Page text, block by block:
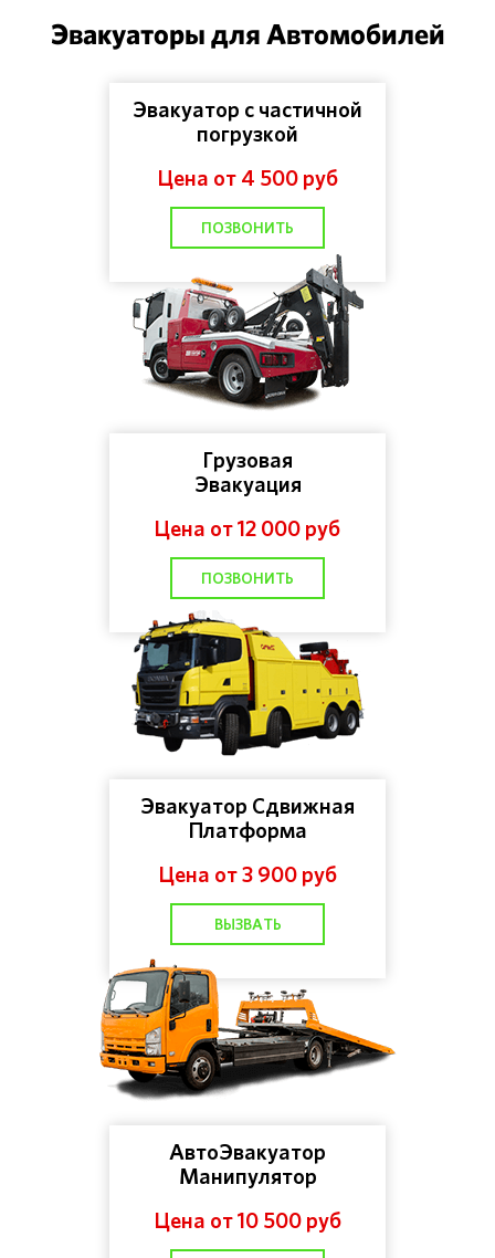
Эвакуаторы для Автомобилей
Эвакуатор с частичной
погрузкой
Цена от 4 500 руб
ПОЗВОНИТЬ
Грузовая
Эвакуация
Цена от 12 000 руб
ПОЗВОНИТЬ
Эвакуатор Сдвижная
Платформа
Цена от 3 900 руб
ВЫЗВАТЬ
АвтоЭвакуатор
Манипулятор
Цена от 10 500 руб